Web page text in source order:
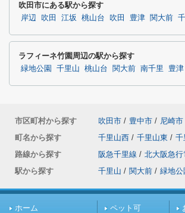
吹田市にある駅から探す
岸辺 吹田 江坂 桃山台 吹田 豊津 関大前
ラフィーネ竹園周辺の駅から探す
緑地公園 千里山 桃山台 関大前 南千里 豊津
市区町村から探す 吹田市 / 豊中市 / 尼崎市
町名から探す
千里山西 / 千里山東 / 千
路線から探す
阪急千里線 / 北大阪急行
駅から探す
千里山 / 関大前 / 緑地公
ホーム
ペット可